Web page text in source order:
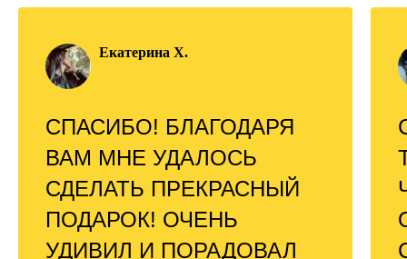
Екатерина Х.
СПАСИБО! БЛАГОДАРЯ
ВАМ МНЕ УДАЛОСЬ
СДЕЛАТЬ ПРЕКРАСНЫЙ
ПОДАРОК! ОЧЕНЬ
УДИВИЛ И ПОРАДОВАЛ